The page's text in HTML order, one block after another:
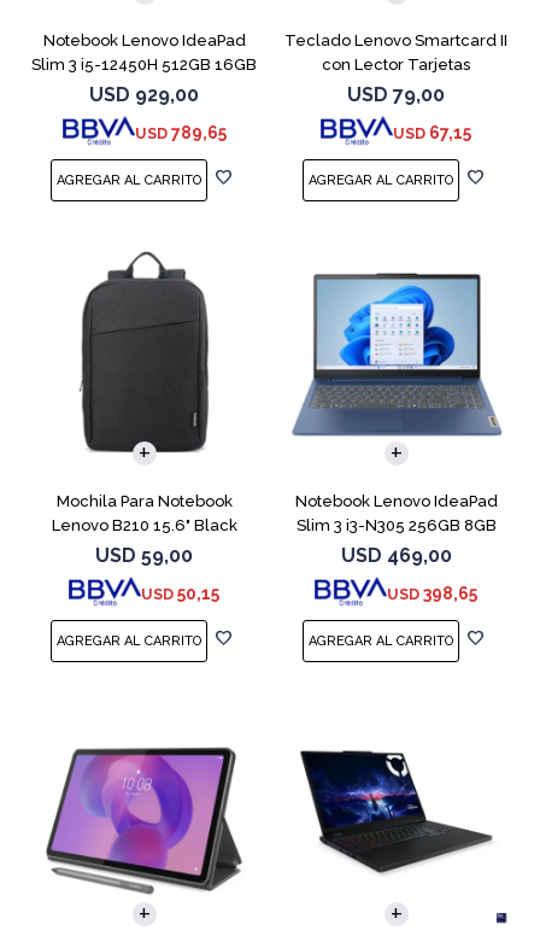
Notebook Lenovo IdeaPad
Slim 3 i5-12450H 512GB 16GB
15.6"
USD 929,00
USD 789,65
Teclado Lenovo Smartcard II
con Lector Tarjetas
Inteligente
USD 79,00
USD 67,15
Mochila Para Notebook
Lenovo B210 15.6" Black
USD 59,00
USD 50,15
Notebook Lenovo IdeaPad
Slim 3 i3-N305 256GB 8GB
15.6" Blue
USD 469,00
USD 398,65
COMPARAR